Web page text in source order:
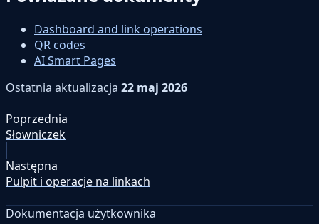
Dashboard and link operations
QR codes
AI Smart Pages
Ostatnia aktualizacja 22 maj 2026
Poprzednia
Słowniczek
Następna
Pulpit i operacje na linkach
Dokumentacja użytkownika